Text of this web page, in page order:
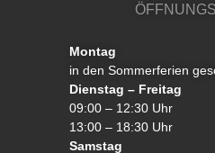
Montag
in den Sommerferien
Dienstag – Freitag
09:00 – 12:30 Uhr
13:00 – 18:30 Uhr
Samstag